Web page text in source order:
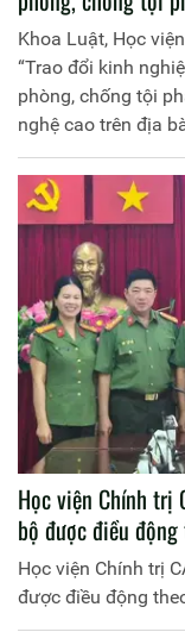
Công nghệ cao
học viên hệ đại
an nhân dân”
Khoa Luật, Học
“Trao đổi kinh
phòng, chống tội
nghệ cao trên địa
hệ đại học chính
dân”
Học viện Chính trị
bộ được điều
Học viện Chính trị
được điều động